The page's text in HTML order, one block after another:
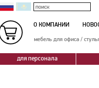
О КОМПАНИИ
мебель для офиса /
для персонала